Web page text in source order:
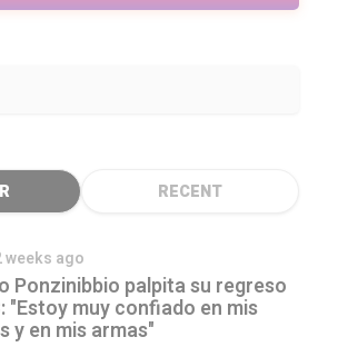
RECENT
weeks ago
Ponzinibbio palpita su regreso
"Estoy muy confiado en mis
y en mis armas"